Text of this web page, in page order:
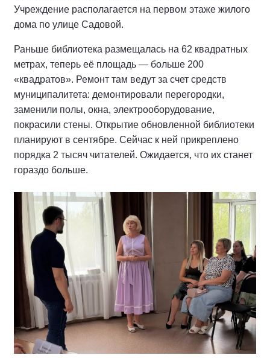
Учреждение располагается на первом этаже жилого
дома по улице Садовой.
Раньше библиотека размещалась на 62 квадратных
метрах, теперь её площадь — больше 200
«квадратов». Ремонт там ведут за счет средств
муниципалитета: демонтировали перегородки,
заменили полы, окна, электрооборудование,
покрасили стены. Открытие обновленной библиотеки
планируют в сентябре. Сейчас к ней прикреплено
порядка 2 тысяч читателей. Ожидается, что их станет
гораздо больше.